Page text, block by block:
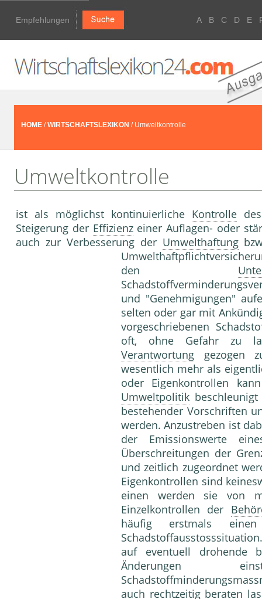
Empfehlungen A B C D E
HOME /WIRTSCHAFTSLEXIKON / Umweltkontrolle
Umweltkontrolle
ist als möglichst kontinuierliche Kontrolle
Steigerung der Effizienzeiner Auflagen- oder
auch zur Verbesserung der Umwelthaftung
den
und "Genehmigungen"
selten oder gar mit
vorgeschriebenen
oft, ohne Gefahr zu
Verantwortung gezogen
wesentlich mehr als
oder Eigenkontrollen
Umweltpolitik
bestehender Vorschriften
werden. Anzustreben ist
der Emissionswerte
Überschreitungen der
und zeitlich zugeordnet
Eigenkontrollen sind
einen werden sie von
Einzelkontrollen der
häufig erstmals
auf eventuell drohende
Änderungen
auch rechtzeitig beraten